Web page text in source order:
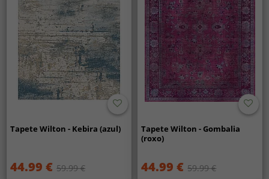
Tapete Wilton - Kebira (azul)
44.99 € 59.99 €
Tapete Wilton - Gombalia
(roxo)
44.99 € 59.99 €